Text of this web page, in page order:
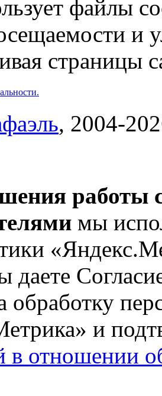
файлы
и
страницы
, 2004-
работы
мы
даете
обработку
и
в отношении